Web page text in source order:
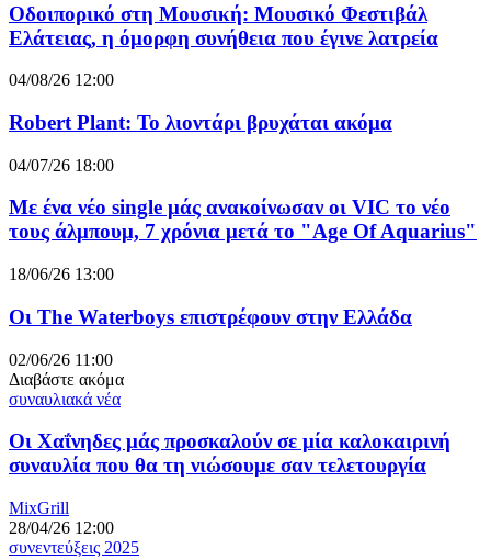
Οδοιπορικό στη Μουσική: Μουσικό Φεστιβάλ
Ελάτειας, η όμορφη συνήθεια που έγινε λατρεία
04/08/26 12:00
Robert Plant: Το λιοντάρι βρυχάται ακόμα
04/07/26 18:00
Με ένα νέο single μάς ανακοίνωσαν οι VIC το νέο
τους άλμπουμ, 7 χρόνια μετά το "Age Of Aquarius"
18/06/26 13:00
Οι The Waterboys επιστρέφουν στην Ελλάδα
02/06/26 11:00
Διαβάστε ακόμα
συναυλιακά νέα
Οι Χαΐνηδες μάς προσκαλούν σε μία καλοκαιρινή
συναυλία που θα τη νιώσουμε σαν τελετουργία
MixGrill
28/04/26 12:00
συνεντεύξεις 2025